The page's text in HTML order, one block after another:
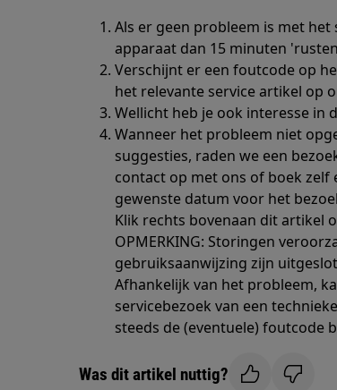
Als er geen probleem is met
apparaat dan 15 minuten
Verschijnt er een foutcode op
het relevante service artikel op
Wellicht heb je ook interesse in
Wanneer het probleem niet
suggesties, raden we een
contact op met ons of boek zelf
gewenste datum voor het
Klik rechts bovenaan dit artikel
OPMERKING: Storingen
gebruiksaanwijzing zijn
Afhankelijk van het probleem,
servicebezoek van een
steeds de (eventuele) foutcode
Was dit artikel nuttig?